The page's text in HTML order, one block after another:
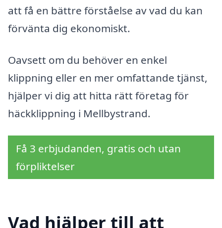
att få en bättre förståelse av vad du kan
förvänta dig ekonomiskt.
Oavsett om du behöver en enkel
klippning eller en mer omfattande tjänst,
hjälper vi dig att hitta rätt företag för
häckklippning i Mellbystrand.
Få 3 erbjudanden, gratis och utan
förpliktelser
Vad hjälper till att